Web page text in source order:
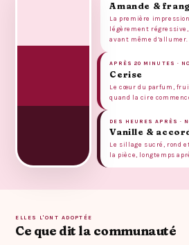
Amande &
La première
légèrement
avant même d’allumer.
APRÈS 20 MINUTES ·
Cerise
Le cœur du parfum,
quand la cire
DES HEURES APRÈS ·
Vanille &
Le sillage sucré, rond
la pièce, longtemps
ELLES L'ONT ADOPTÉE
Ce que dit la communauté